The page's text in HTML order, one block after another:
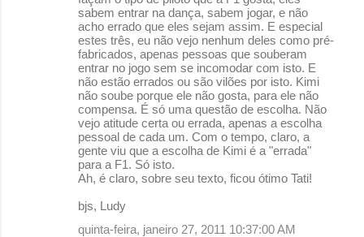
sabem entrar na dança, sabem jogar, e não
acho errado que eles sejam assim. E especial
estes três, eu não vejo nenhum deles como pré-
fabricados, apenas pessoas que souberam
entrar no jogo sem se incomodar com isto. E
não estão errados ou são vilões por isto. Kimi
não soube porque ele não gosta, para ele não
compensa. É só uma questão de escolha. Não
vejo atitude certa ou errada, apenas a escolha
pessoal de cada um. Com o tempo, claro, a
gente viu que a escolha de Kimi é a "errada"
para a F1. Só isto.
Ah, é claro, sobre seu texto, ficou ótimo Tati!
bjs, Ludy
quinta-feira, janeiro 27, 2011 10:37:00 AM